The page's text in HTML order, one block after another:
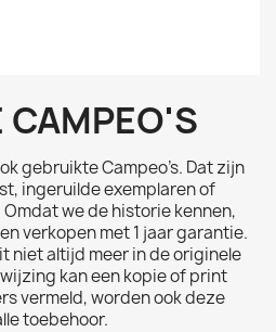
CAMPEO'S
gebruikte Campeo’s. Dat zijn
ingeruilde exemplaren of
we de historie kennen,
verkopen met 1 jaar garantie.
niet altijd meer in de originele
kan een kopie of print
vermeld, worden ook deze
toebehoor.